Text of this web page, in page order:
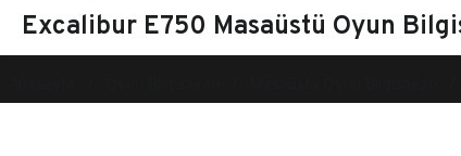
Excalibur E750 Masaüstü Oyun